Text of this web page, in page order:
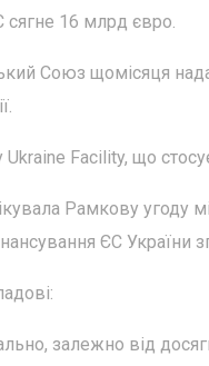
16 млрд євро.
Союз щомісяця
Facility, що
Рамкову
ЄС України
залежно від